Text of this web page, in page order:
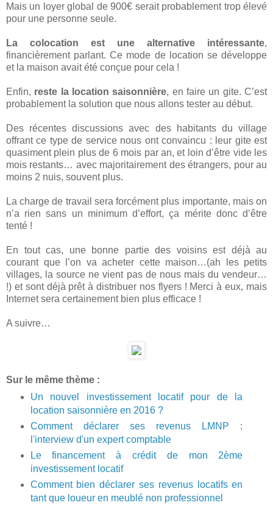
Mais un loyer global de 900€ serait probablement trop élevé
pour une personne seule.
La colocation est une alternative intéressante,
financièrement parlant. Ce mode de location se développe
et la maison avait été conçue pour cela !
Enfin, reste la location saisonnière, en faire un gite. C’est
probablement la solution que nous allons tester au début.
Des récentes discussions avec des habitants du village
offrant ce type de service nous ont convaincu : leur gite est
quasiment plein plus de 6 mois par an, et loin d’être vide les
mois restants… avec majoritairement des étrangers, pour au
moins 2 nuis, souvent plus.
La charge de travail sera forcément plus importante, mais on
n’a rien sans un minimum d’effort, ça mérite donc d’être
tenté !
En tout cas, une bonne partie des voisins est déjà au
courant que l’on va acheter cette maison…(ah les petits
villages, la source ne vient pas de nous mais du vendeur…
!) et sont déjà prêt à distribuer nos flyers ! Merci à eux, mais
Internet sera certainement bien plus efficace !
A suivre…
Sur le même thème :
Un nouvel investissement locatif pour de la
location saisonnière en 2016 ?
Comment déclarer ses revenus LMNP :
l'interview d'un expert comptable
Le financement à crédit de mon 2ème
investissement locatif
Comment bien déclarer ses revenus locatifs en
tant que loueur en meublé non professionnel